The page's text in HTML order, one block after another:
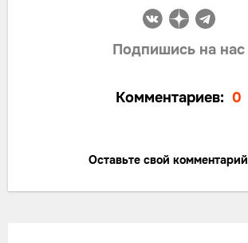
Подпишись на нас
Комментариев: 0
Оставьте свой комментарий